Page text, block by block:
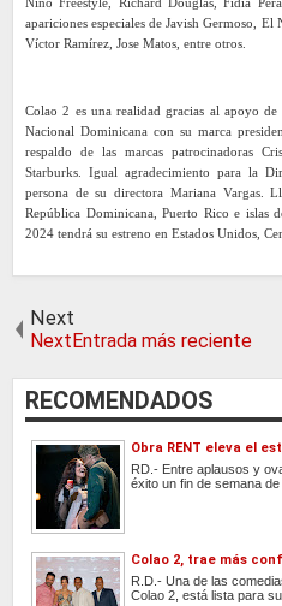
Nino Freestyle, Richard Douglas, Fidia
apariciones especiales de Javish Germoso,
Víctor Ramírez, Jose Matos, entre otros.
Colao 2 es una realidad gracias al apoyo
Nacional Dominicana con su marca
respaldo de las marcas patrocinadoras
Starburks. Igual agradecimiento para la
persona de su directora Mariana Vargas.
República Dominicana, Puerto Rico e islas
2024 tendrá su estreno en Estados Unidos,
Next
NextEntrada más reciente
RECOMENDADOS
Obra RENT eleva el
RD.- Entre aplausos y
éxito un fin de semana
Colao 2, trae más
R.D.- Una de las
Colao 2, está lista para